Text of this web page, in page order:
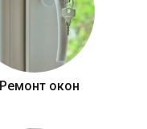
Ремонт окон